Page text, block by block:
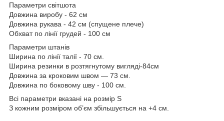
Параметри світшота
Довжина виробу - 62 см
Довжина рукава - 42 см (спущене плече)
Обхват по лінії грудей - 100 см
Параметри штанів
Ширина по лінії талії - 70 см.
Ширина резинки в розтягнутому вигляді-84см
Довжина за кроковим швом — 73 см.
Довжина по боковому шву - 100 см.
Всі параметри вказані на розмір S
З кожним розміром об’єм збільшується на +4 см.